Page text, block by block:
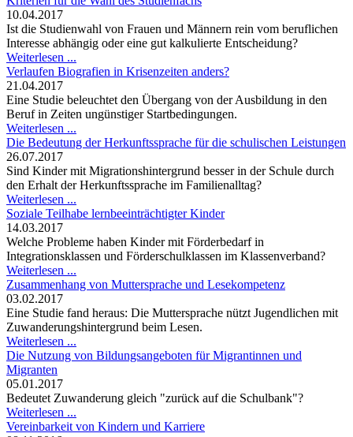
10.04.2017
Ist die Studienwahl von Frauen und Männern rein vom beruflichen
Interesse abhängig oder eine gut kalkulierte Entscheidung?
Weiterlesen ...
Verlaufen Biografien in Krisenzeiten anders?
21.04.2017
Eine Studie beleuchtet den Übergang von der Ausbildung in den
Beruf in Zeiten ungünstiger Startbedingungen.
Weiterlesen ...
Die Bedeutung der Herkunftssprache für die schulischen Leistungen
26.07.2017
Sind Kinder mit Migrationshintergrund besser in der Schule durch
den Erhalt der Herkunftssprache im Familienalltag?
Weiterlesen ...
Soziale Teilhabe lernbeeinträchtigter Kinder
14.03.2017
Welche Probleme haben Kinder mit Förderbedarf in
Integrationsklassen und Förderschulklassen im Klassenverband?
Weiterlesen ...
Zusammenhang von Muttersprache und Lesekompetenz
03.02.2017
Eine Studie fand heraus: Die Muttersprache nützt Jugendlichen mit
Zuwanderungshintergrund beim Lesen.
Weiterlesen ...
Die Nutzung von Bildungsangeboten für Migrantinnen und
Migranten
05.01.2017
Bedeutet Zuwanderung gleich "zurück auf die Schulbank"?
Weiterlesen ...
Vereinbarkeit von Kindern und Karriere